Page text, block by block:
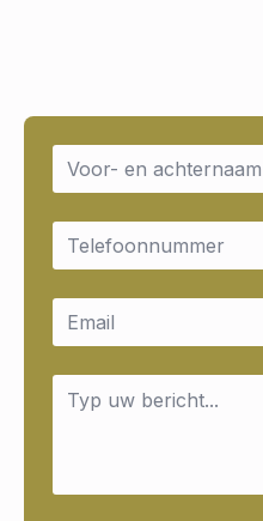
Name
Email
Email
Message